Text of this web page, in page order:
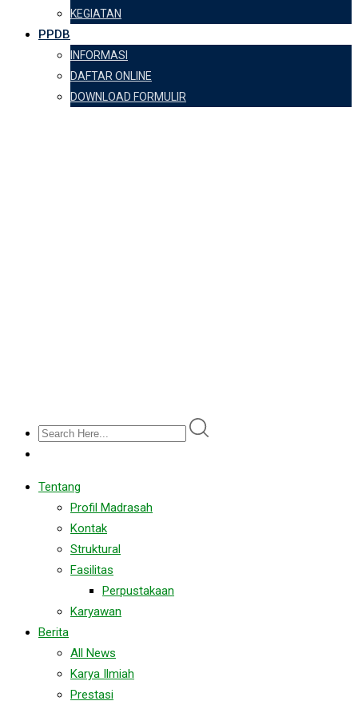
KEGIATAN
PPDB
INFORMASI
DAFTAR ONLINE
DOWNLOAD FORMULIR
Tentang
Profil Madrasah
Kontak
Struktural
Fasilitas
Perpustakaan
Karyawan
Berita
All News
Karya Ilmiah
Prestasi